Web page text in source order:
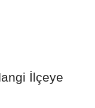
İlçeye